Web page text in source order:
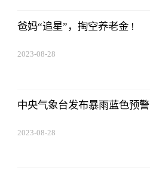
爸妈“追星”，掏空养老金 !
2023-08-28
中央气象台发布暴雨蓝色预警
2023-08-28